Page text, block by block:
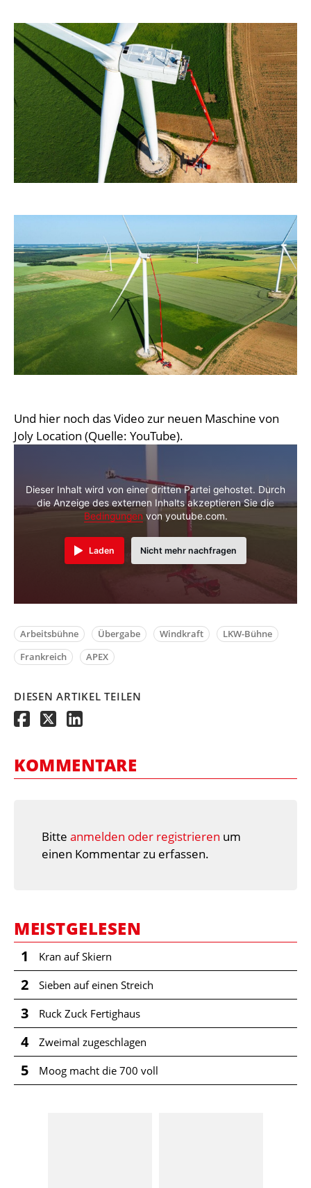
Und hier noch das Video zur neuen Maschine von
Joly Location (Quelle: YouTube).
Dieser Inhalt wird von einer dritten Partei gehostet. Durch
die Anzeige des externen Inhalts akzeptieren Sie die
Bedingungen von youtube.com.
Laden Nicht mehr nachfragen
Arbeitsbühne Übergabe Windkraft
LKW-Bühne
Frankreich
APEX
DIESEN ARTIKEL TEILEN
KOMMENTARE
Bitte anmelden oder registrieren um
einen Kommentar zu erfassen.
MEISTGELESEN
1 Kran auf Skiern
2 Sieben auf einen Streich
3 Ruck Zuck Fertighaus
4 Zweimal zugeschlagen
5 Moog macht die 700 voll